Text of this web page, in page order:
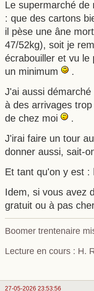
Le supermarché de
: que des cartons
il pèse une âne
47/52kg), soit je
écrabouiller et vu le
un minimum
.
J'ai aussi
à des arrivages
de chez moi
.
J'irai faire un tour
donner aussi, sait-
Et tant qu'on y est :
Idem, si vous avez
gratuit ou à pas
Boomer trentenaire
Lecture en cours : H.
27-05-2026 23:53:56